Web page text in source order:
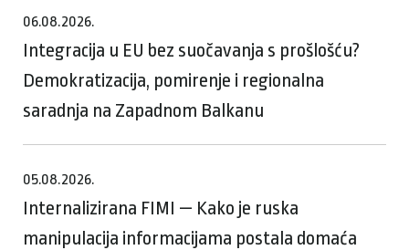
06.08.2026.
Integracija u EU bez suočavanja s prošlošću?
Demokratizacija, pomirenje i regionalna
saradnja na Zapadnom Balkanu
05.08.2026.
Internalizirana FIMI — Kako je ruska
manipulacija informacijama postala domaća